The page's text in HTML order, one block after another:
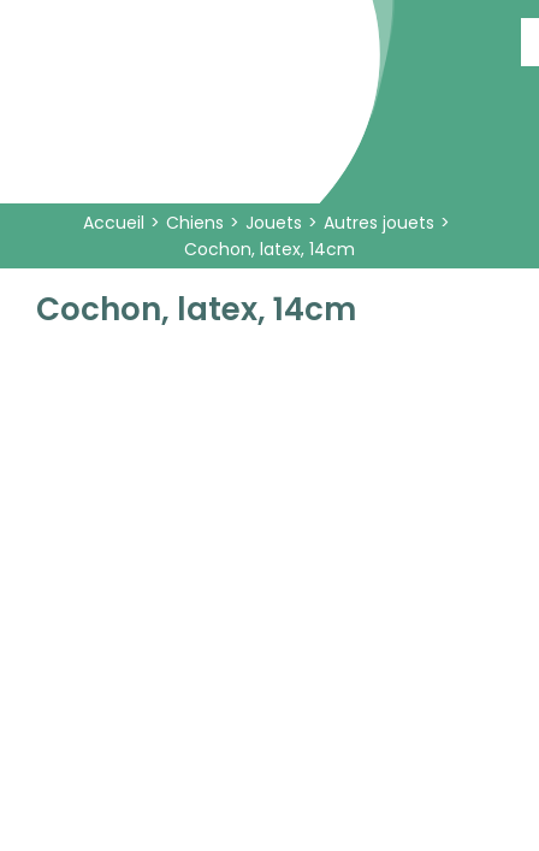
Accueil Chiens Jouets
Autres jouets
Cochon, latex, 14cm
Cochon, latex, 14cm